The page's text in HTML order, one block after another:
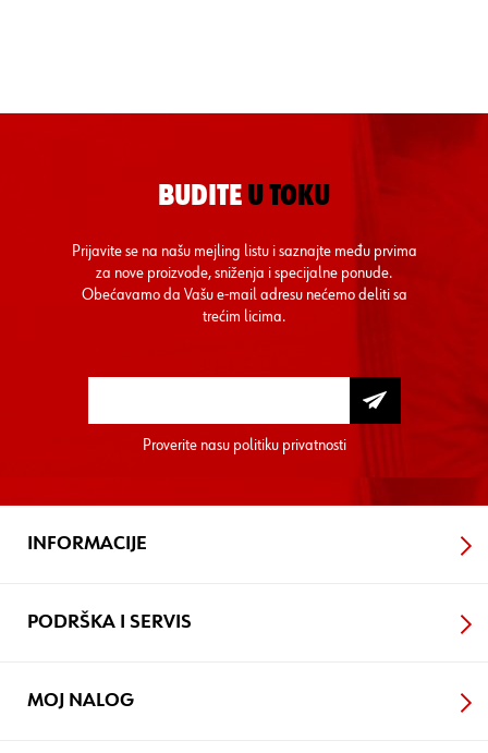
BUDITE U TOKU
Prijavite se na našu mejling listu i saznajte među prvima
za nove proizvode, sniženja i specijalne ponude.
Obećavamo da Vašu e-mail adresu nećemo deliti sa
trećim licima.
Proverite nasu politiku privatnosti
INFORMACIJE
PODRŠKA I SERVIS
MOJ NALOG